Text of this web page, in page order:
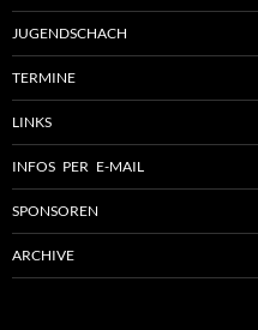
JUGENDSCHACH
TERMINE
LINKS
INFOS PER E-MAIL
SPONSOREN
ARCHIVE